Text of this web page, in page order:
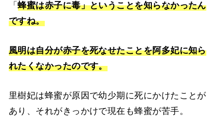
「蜂蜜は赤子に毒」ということを知らなかったん
ですね。
風明は自分が赤子を死なせたことを阿多妃に知ら
れたくなかったのです。
里樹妃は蜂蜜が原因で幼少期に死にかけたことが
あり、それがきっかけで現在も蜂蜜が苦手。